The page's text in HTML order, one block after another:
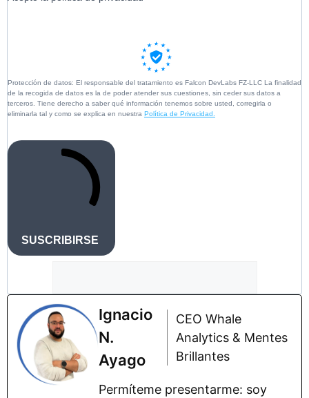
Protección de datos: El responsable del tratamiento es Falcon DevLabs FZ-LLC La finalidad
de la recogida de datos es la de poder atender sus cuestiones, sin ceder sus datos a
terceros. Tiene derecho a saber qué información tenemos sobre usted, corregirla o
eliminarla tal y como se explica en nuestra Política de Privacidad.
SUSCRIBIRSE
Ignacio
N.
Ayago
CEO Whale
Analytics & Mentes
Brillantes
Permíteme presentarme: soy